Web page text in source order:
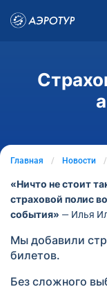
Главная Новости
«Ничто не стоит
страховой полис
события» — Илья
Мы добавили
билетов.
Без сложного